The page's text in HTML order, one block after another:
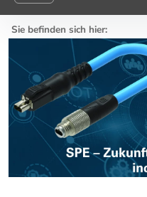
Sie befinden sich hier: